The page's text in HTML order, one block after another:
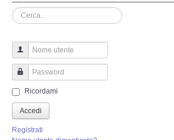
Perizia E-mail
Perizia Truffa Banca e Online
Perizia Dash Cam
Perizia software spia
Cerca...
Nome utente
Password
Ricordami
Accedi
Registrati